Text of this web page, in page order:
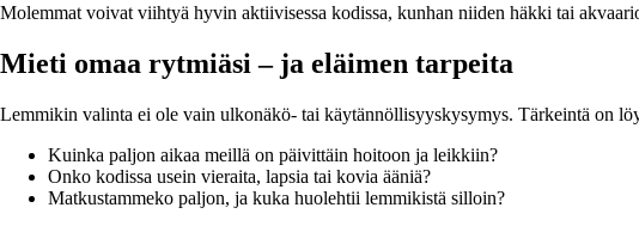
Molemmat voivat viihtyä hyvin aktiivisessa kodissa, kunhan niiden häkki tai
Mieti omaa rytmiäsi – ja eläimen tarpeita
Lemmikin valinta ei ole vain ulkonäkö- tai käytännöllisyyskysymys. Tärkeintä on
Kuinka paljon aikaa meillä on päivittäin hoitoon ja leikkiin?
Onko kodissa usein vieraita, lapsia tai kovia ääniä?
Matkustammeko paljon, ja kuka huolehtii lemmikistä silloin?